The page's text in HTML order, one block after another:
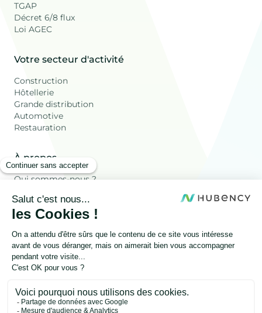
TGAP
Décret 6/8 flux
Loi AGEC
Votre secteur d'activité
Construction
Hôtellerie
Grande distribution
Automotive
Restauration
À propos
Qui sommes-nous ?
Ressources
Les déchets Valorisés
Blog
FAQ
Onesty